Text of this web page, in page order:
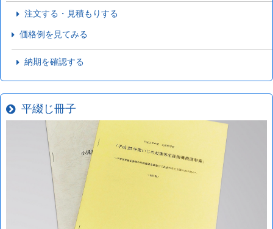
注文する・見積もりする
価格例を見てみる
納期を確認する
平綴じ冊子